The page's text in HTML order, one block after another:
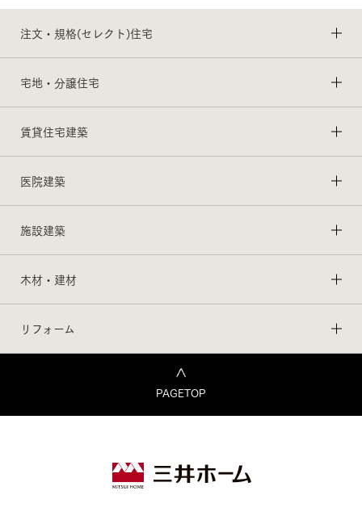
注文・規格(セレクト)住宅
宅地・分譲住宅
賃貸住宅建築
医院建築
施設建築
木材・建材
リフォーム
PAGETOP